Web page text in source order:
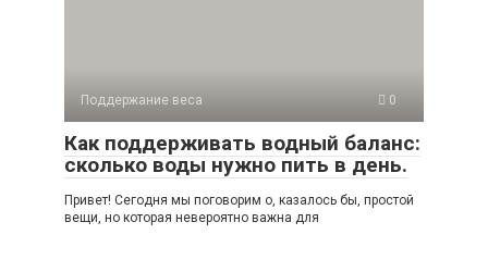
Поддержание веса 0
Как поддерживать водный баланс:
сколько воды нужно пить в день.
Привет! Сегодня мы поговорим о, казалось бы, простой
вещи, но которая невероятно важна для